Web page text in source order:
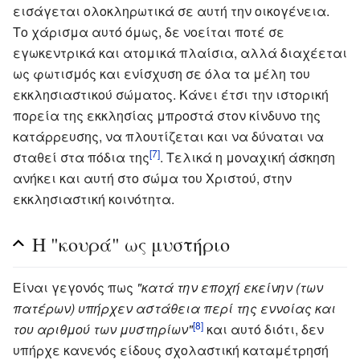
εισάγεται ολοκληρωτικά σε αυτή την οικογένεια.
Το χάρισμα αυτό όμως, δε νοείται ποτέ σε
εγωκεντρικά και ατομικά πλαίσια, αλλά διαχέεται
ως φωτισμός και ενίσχυση σε όλα τα μέλη του
εκκλησιαστικού σώματος. Κάνει έτσι την ιστορική
πορεία της εκκλησίας μπροστά στον κίνδυνο της
κατάρρευσης, να πλουτίζεται και να δύναται να
σταθεί στα πόδια της[7]. Τελικά η μοναχική άσκηση
ανήκει και αυτή στο σώμα του Χριστού, στην
εκκλησιαστική κοινότητα.
Η "κουρά" ως μυστήριο
Είναι γεγονός πως "κατά την εποχή εκείνην (των
πατέρων) υπήρχεν αστάθεια περί της εννοίας και
του αριθμού των μυστηρίων"[8] και αυτό διότι, δεν
υπήρχε κανενός είδους σχολαστική καταμέτρησή